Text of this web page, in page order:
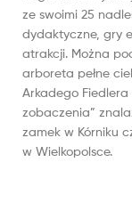
ze swoimi 25
dydaktyczne, gry
atrakcji. Można
arboreta pełne
Arkadego Fiedlera
zobaczenia”
zamek w Kórniku
w Wielkopolsce.